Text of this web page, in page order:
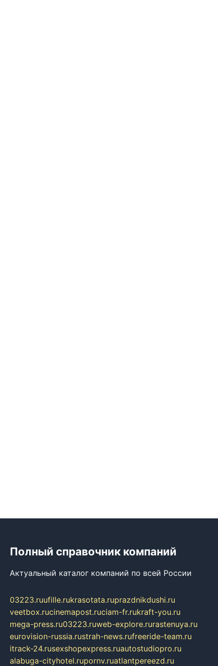
Полный справочник компаний
Актуальный каталог компаний по всей России
03223.ruufille.rukrasotata.ruprazdnikdushi.ru
veetbox.rucinemapost.ruciam-fr.rukraft-you.ru
mega-press.ru03223.ruweb-explore.rurastenuya.ru
eurovision-russia.rustrah-news.rufreeride-team.ru
itrack-24.rusexshopexpress.ruautostudiopro.ru
alabuga-cityhotel.rupornv.ruatlantpereezd.ru